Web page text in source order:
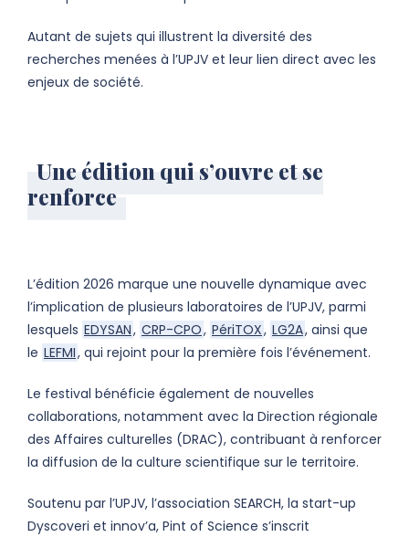
Autant de sujets qui illustrent la diversité des
recherches menées à l’UPJV et leur lien direct avec les
enjeux de société.
Une édition qui s’ouvre et se
renforce
L’édition 2026 marque une nouvelle dynamique avec
l’implication de plusieurs laboratoires de l’UPJV, parmi
lesquels EDYSAN, CRP-CPO, PériTOX, LG2A, ainsi que
le LEFMI, qui rejoint pour la première fois l’événement.
Le festival bénéficie également de nouvelles
collaborations, notamment avec la Direction régionale
des Affaires culturelles (DRAC), contribuant à renforcer
la diffusion de la culture scientifique sur le territoire.
Soutenu par l’UPJV, l’association SEARCH, la start-up
Dyscoveri et innov’a, Pint of Science s’inscrit